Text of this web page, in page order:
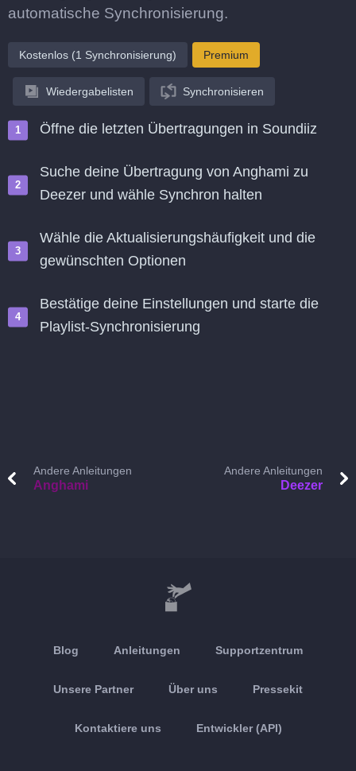
automatische Synchronisierung.
Kostenlos (1 Synchronisierung) Premium
Wiedergabelisten Synchronisieren
Öffne die letzten Übertragungen in Soundiiz
Suche deine Übertragung von Anghami zu
Deezer und wähle Synchron halten
Wähle die Aktualisierungshäufigkeit und die
gewünschten Optionen
Bestätige deine Einstellungen und starte die
Playlist-Synchronisierung
Andere Anleitungen
Anghami
Andere Anleitungen
Deezer
Blog Anleitungen Supportzentrum
Unsere Partner Über uns Pressekit
Kontaktiere uns Entwickler (API)